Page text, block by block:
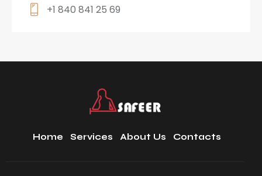
+1 840 841 25 69
Home Services About Us Contacts